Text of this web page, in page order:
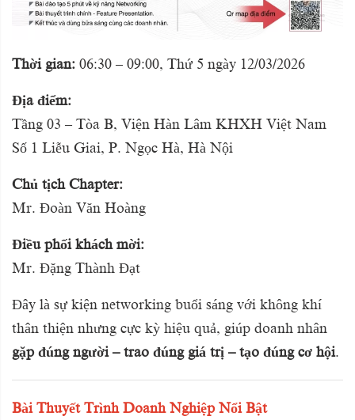
Thời gian: 06:30 – 09:00, Thứ 5 ngày 12/03/2026
Địa điểm:
Tầng 03 – Tòa B, Viện Hàn Lâm KHXH Việt Nam
Số 1 Liễu Giai, P. Ngọc Hà, Hà Nội
Chủ tịch Chapter:
Mr. Đoàn Văn Hoàng
Điều phối khách mời:
Mr. Đặng Thành Đạt
Đây là sự kiện networking buổi sáng với không khí
thân thiện nhưng cực kỳ hiệu quả, giúp doanh nhân
gặp đúng người – trao đúng giá trị – tạo đúng cơ hội.
Bài Thuyết Trình Doanh Nghiệp Nổi Bật